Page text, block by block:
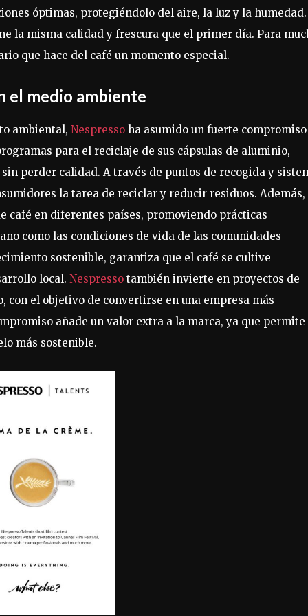
óptimas, protegiéndolo del aire, la luz y la humedad.
la misma calidad y frescura que el primer día. Para
que hace del café un momento especial.
el medio ambiente
ambiental, Nespresso ha asumido un fuerte compromiso
para el reciclaje de sus cápsulas de aluminio,
perder calidad. A través de puntos de recogida y
la tarea de reciclar y reducir residuos. Además,
café en diferentes países, promoviendo prácticas
como las condiciones de vida de las comunidades
sostenible, garantiza que el café se cultive
local. Nespresso también invierte en proyectos de
con el objetivo de convertirse en una empresa más
añade un valor extra a la marca, ya que permite
más sostenible.